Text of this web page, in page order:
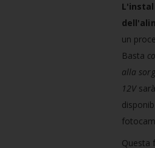
un
Basta
alla
12V
Questa